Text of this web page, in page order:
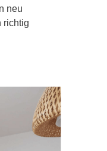
neu
richtig